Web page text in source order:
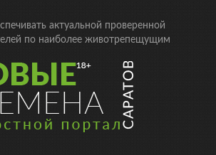
актуальной проверенной
по наиболее животрепещущим